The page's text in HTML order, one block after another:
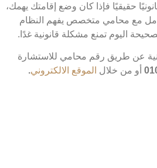
حقيقيًا فإذا كان وضع إقامتك يهمك،
مع محامي متخصص يفهم النظام
اليوم تمنع مشكلة قانونية غدًا.
طريق رقم محامي للاستشارة
من خلالالموقع الالكتروني